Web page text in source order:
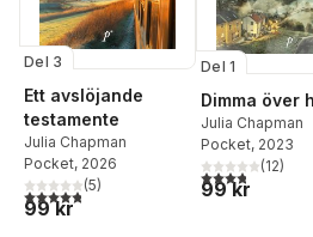
Del 3
Ett avslöjande
testamente
Julia Chapman
Pocket, 2026
4,8utav 5 stjärnor. Totalt antal röster:
(5)
99 kr
Del 1
Dimma över
Julia Chapman
Pocket, 2023
3,8utav 5(12)
99 kr